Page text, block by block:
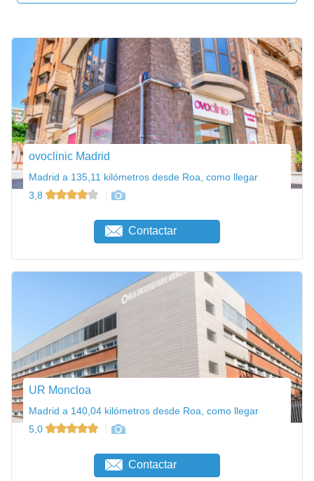
ovoclinic Madrid
Madrid a 135,11 kilómetros desde Roa, como llegar
3,8
Contactar
UR Moncloa
Madrid a 140,04 kilómetros desde Roa, como llegar
5,0
Contactar